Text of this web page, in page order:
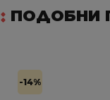
ПОДОБНИ
-14%